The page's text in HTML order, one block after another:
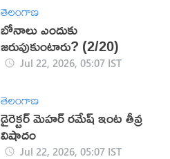
తెలంగాణ
బోనాలు ఎందుకు
జరుపుకుంటారు? (2/20)
Jul 22, 2026, 05:07 IST
తెలంగాణ
డైరెక్టర్ మెహర్ రమేష్ ఇంట తీవ్ర
విషాదం
Jul 22, 2026, 05:07 IST